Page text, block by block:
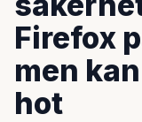
Firefox
men
hot